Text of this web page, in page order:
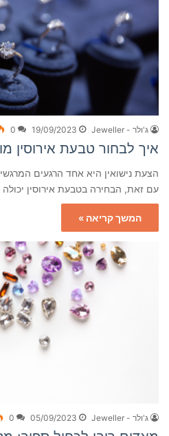
ג'ולר - Jeweller 19/09/2023
0
איך לבחור טבעת אירוסין
הצעת נישואין היא אחד הרגעים
עם זאת, הבחירה בטבעת אירוסין
המשך קריאה »
ג'ולר - Jeweller 05/09/2023
0